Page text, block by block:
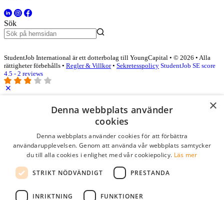
Sök
StudentJob International är ett dotterbolag till YoungCapital • © 2026 • Alla
rättigheter förbehålls • Regler & Villkor• Sekretesspolicy StudentJob SE score
4.5 - 2 reviews
Logga in som företag
Lösenord
kom ihåg mig
logga in
×
Denna webbplats använder
cookies
Denna webbplats använder cookies för att förbättra
användarupplevelsen. Genom att använda vår webbplats samtycker
du till alla cookies i enlighet med vår cookiepolicy. Läs mer
STRIKT NÖDVÄNDIGT PRESTANDA
INRIKTNING FUNKTIONER